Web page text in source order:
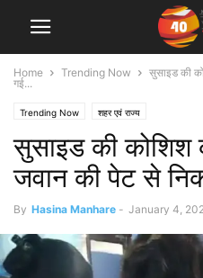
Home Trending Now
सुसाइड की
गई...
Trending Now शहर एवं राज्य
सुसाइड की
जवान की पेट से
By Hasina Manhare - January 4,